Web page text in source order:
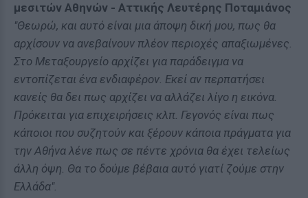
μεσιτών Αθηνών - Αττικής Λευτέρης Ποταμιάνος
"Θεωρώ, και αυτό είναι μια άποψη δική μου, πως θα
αρχίσουν να ανεβαίνουν πλέον περιοχές απαξιωμένες.
Στο Μεταξουργείο αρχίζει για παράδειγμα να
εντοπίζεται ένα ενδιαφέρον. Εκεί αν περπατήσει
κανείς θα δει πως αρχίζει να αλλάζει λίγο η εικόνα.
Πρόκειται για επιχειρήσεις κλπ. Γεγονός είναι πως
κάποιοι που συζητούν και ξέρουν κάποια πράγματα για
την Αθήνα λένε πως σε πέντε χρόνια θα έχει τελείως
άλλη όψη. Θα το δούμε βέβαια αυτό γιατί ζούμε στην
Ελλάδα".